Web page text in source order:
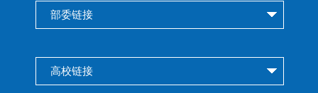
部委链接
高校链接